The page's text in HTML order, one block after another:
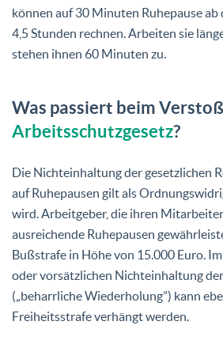
können auf 30 Minuten Ruhepause
4,5 Stunden rechnen. Arbeiten sie
stehen ihnen 60 Minuten zu.
Was passiert beim
Arbeitsschutzgesetz?
Die Nichteinhaltung der gesetzlichen
auf Ruhepausen gilt als
wird. Arbeitgeber, die ihren
ausreichende Ruhepausen
Bußstrafe in Höhe von 15.000 Euro.
oder vorsätzlichen Nichteinhaltung
(„beharrliche Wiederholung”) kann
Freiheitsstrafe verhängt werden.